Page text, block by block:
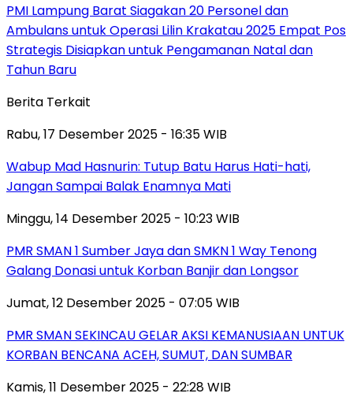
PMI Lampung Barat Siagakan 20 Personel dan
Ambulans untuk Operasi Lilin Krakatau 2025 Empat Pos
Strategis Disiapkan untuk Pengamanan Natal dan
Tahun Baru
Berita Terkait
Rabu, 17 Desember 2025 - 16:35 WIB
Wabup Mad Hasnurin: Tutup Batu Harus Hati-hati,
Jangan Sampai Balak Enamnya Mati
Minggu, 14 Desember 2025 - 10:23 WIB
PMR SMAN 1 Sumber Jaya dan SMKN 1 Way Tenong
Galang Donasi untuk Korban Banjir dan Longsor
Jumat, 12 Desember 2025 - 07:05 WIB
PMR SMAN SEKINCAU GELAR AKSI KEMANUSIAAN UNTUK
KORBAN BENCANA ACEH, SUMUT, DAN SUMBAR
Kamis, 11 Desember 2025 - 22:28 WIB